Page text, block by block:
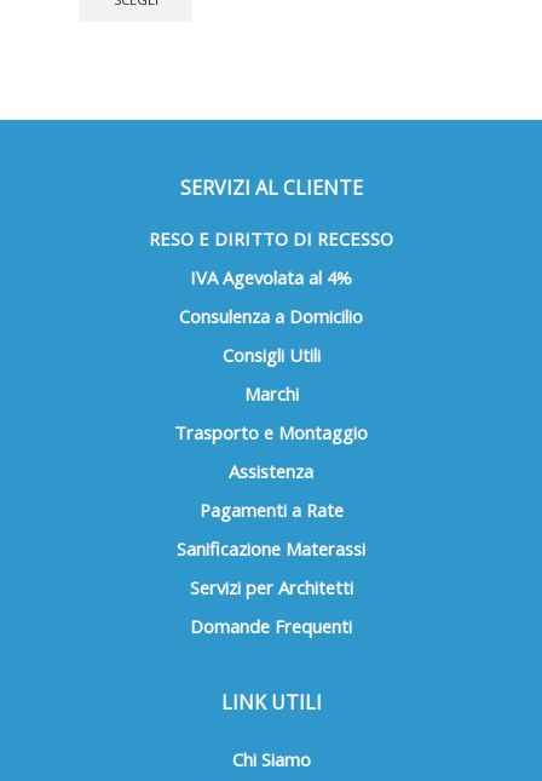
essere
nella
del
prodotto
SERVIZI AL CLIENTE
RESO E DIRITTO DI RECESSO
IVA Agevolata al 4%
Consulenza a Domicilio
Consigli Utili
Marchi
Trasporto e Montaggio
Assistenza
Pagamenti a Rate
Sanificazione Materassi
Servizi per Architetti
Domande Frequenti
LINK UTILI
Chi Siamo